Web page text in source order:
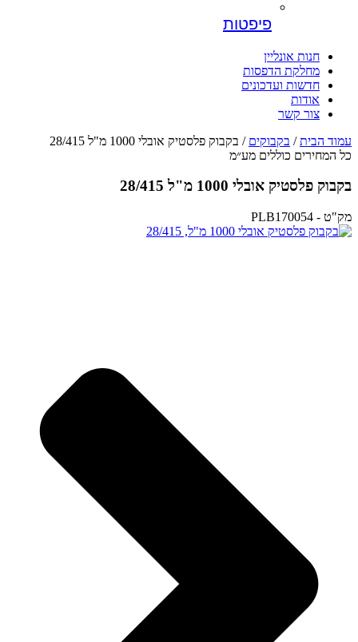
פיפטות
חנות אונליין
מחלקת הדפסות
חדשות ועדכונים
אודות
צור קשר
עמוד הבית/ בקבוקים / בקבוק פלסטיק אובלי 1000 מ"ל 28/415
כל המחירים כוללים מע״מ
בקבוק פלסטיק אובלי 1000 מ"ל 28/415
מק"ט - PLB170054